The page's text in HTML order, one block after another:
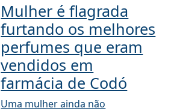
Mulher é flagrada
furtando os melhores
perfumes que eram
vendidos em
farmácia de Codó
Uma mulher ainda não